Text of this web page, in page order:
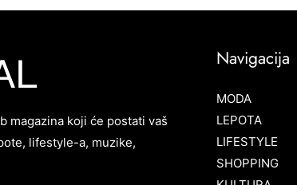
magazina koji će postati vaš
lifestyle-a, muzike,
Navigacija
MODA
LEPOTA
LIFESTYLE
SHOPPING